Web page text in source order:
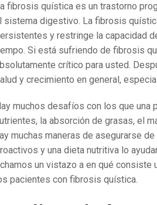
fibrosis quística es un trastorno
sistema digestivo. La fibrosis
y restringe la capacidad
Si está sufriendo de fibrosis
crítico para usted.
y crecimiento en general,
muchos desafíos con los que una
la absorción de grasas, el
muchas maneras de asegurarse
y una dieta nutritiva lo
un vistazo a en qué consiste
pacientes con fibrosis quística.